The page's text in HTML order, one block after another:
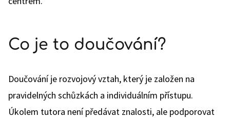
Co je to doučování?
Doučování je rozvojový vztah, který je založen na
pravidelných schůzkách a individuálním přístupu.
Úkolem tutora není předávat znalosti, ale podporovat